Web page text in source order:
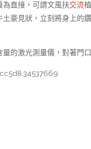
為直接，可謂文風扶交流
豪見狀，立刻將身上的
的激光測量儀，對著門